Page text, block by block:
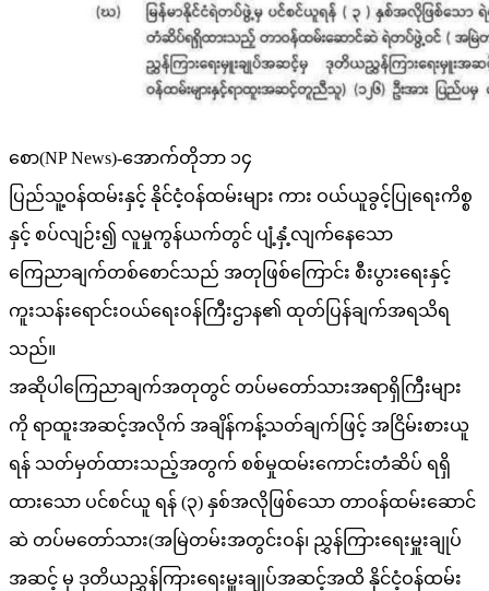
စော(NP News)-အောက်တိုဘာ ၁၄
ပြည်သူ့ဝန်ထမ်းနှင့် နိုင်ငံ့ဝန်ထမ်းများ ကား ဝယ်ယူခွင့်ပြုရေးကိစ္စ
နှင့် စပ်လျဉ်း၍ လူမှုကွန်ယက်တွင် ပျံ့နှံ့လျက်နေသော
ကြေညာချက်တစ်စောင်သည် အတုဖြစ်ကြောင်း စီးပွားရေးနှင့်
ကူးသန်းရောင်းဝယ်ရေးဝန်ကြီးဌာန၏ ထုတ်ပြန်ချက်အရသိရ
သည်။
အဆိုပါကြေညာချက်အတုတွင် တပ်မတော်သားအရာရှိကြီးများ
ကို ရာထူးအဆင့်အလိုက် အချိန်ကန့်သတ်ချက်ဖြင့် အငြိမ်းစားယူ
ရန် သတ်မှတ်ထားသည့်အတွက် စစ်မှုထမ်းကောင်းတံဆိပ် ရရှိ
ထားသော ပင်စင်ယူ ရန် (၃) နှစ်အလိုဖြစ်သော တာဝန်ထမ်းဆောင်
ဆဲ တပ်မတော်သား(အမြဲတမ်းအတွင်းဝန်၊ ညွှန်ကြားရေးမှူးချုပ်
အဆင့် မှ ဒုတိယညွှန်ကြားရေးမှူးချုပ်အဆင့်အထိ နိုင်ငံ့ဝန်ထမ်း